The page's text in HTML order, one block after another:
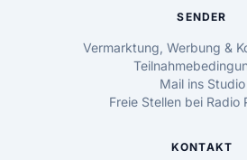
SENDER
Vermarktung, Werbung &
Mail ins Studio
Freie Stellen bei Radio
KONTAKT